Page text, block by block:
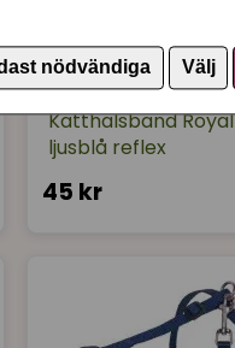
nödvändiga Välj
NOBBY
Katthalsband Royal
ljusblå reflex
45 kr